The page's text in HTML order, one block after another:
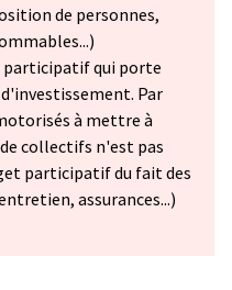
de personnes,
participatif qui porte
Par
à mettre à
collectifs n'est pas
participatif du fait des
assurances...)